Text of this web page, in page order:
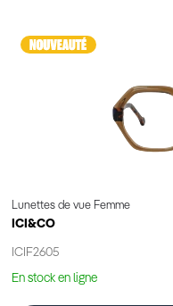
Lunettes de vue Femme
ICI&CO
ICIF2605
En stock en ligne